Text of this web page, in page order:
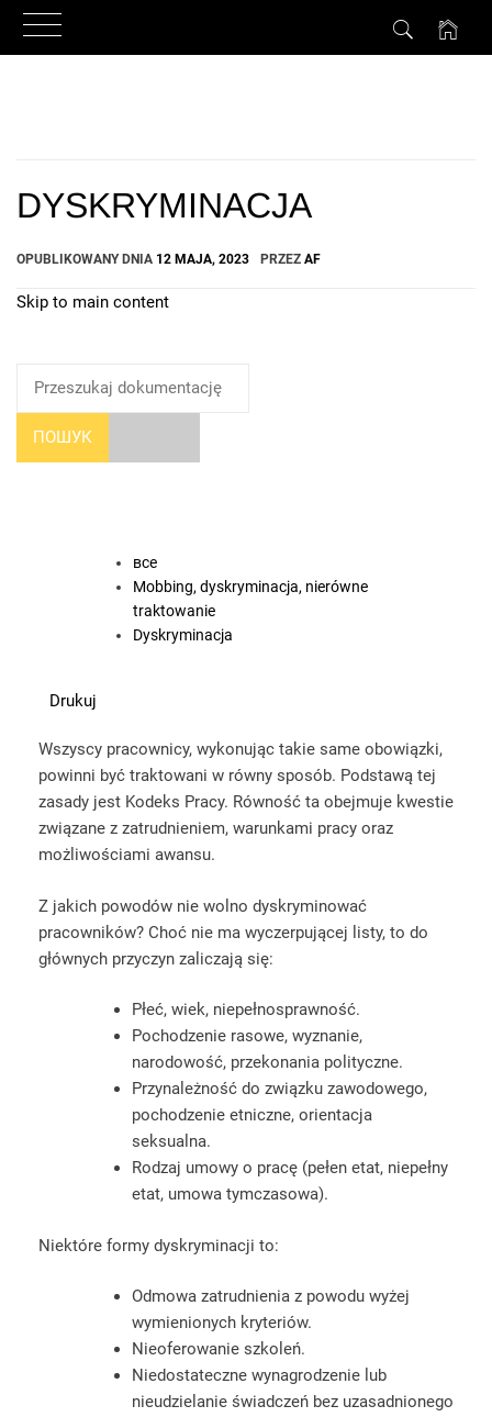
DYSKRYMINACJA
OPUBLIKOWANY DNIA 12 MAJA, 2023 PRZEZ AF
Skip to main content
ПОШУК
все
Mobbing, dyskryminacja, nierówne
traktowanie
Dyskryminacja
Drukuj
Wszyscy pracownicy, wykonując takie same obowiązki,
powinni być traktowani w równy sposób. Podstawą tej
zasady jest Kodeks Pracy. Równość ta obejmuje kwestie
związane z zatrudnieniem, warunkami pracy oraz
możliwościami awansu.
Z jakich powodów nie wolno dyskryminować
pracowników? Choć nie ma wyczerpującej listy, to do
głównych przyczyn zaliczają się:
Płeć, wiek, niepełnosprawność.
Pochodzenie rasowe, wyznanie,
narodowość, przekonania polityczne.
Przynależność do związku zawodowego,
pochodzenie etniczne, orientacja
seksualna.
Rodzaj umowy o pracę (pełen etat, niepełny
etat, umowa tymczasowa).
Niektóre formy dyskryminacji to:
Odmowa zatrudnienia z powodu wyżej
wymienionych kryteriów.
Nieoferowanie szkoleń.
Niedostateczne wynagrodzenie lub
nieudzielanie świadczeń bez uzasadnionego